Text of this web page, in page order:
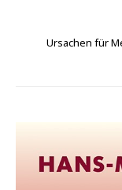
Ursachen für